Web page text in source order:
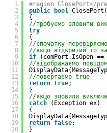
1
2
3
4
5
6
7
8
9
10
11
12
13
14
15
16
17
18
19
20
#region ClosePort</
public
bool
{
//пробуємо зловити
try
{
//спочатку
//якщо відкритий то
if
(comPort.IsOpen ==
//відображаємо
//повертаємо true
return true;
}
//якщо зловили
catch
(Exception ex)
{
return false;
}